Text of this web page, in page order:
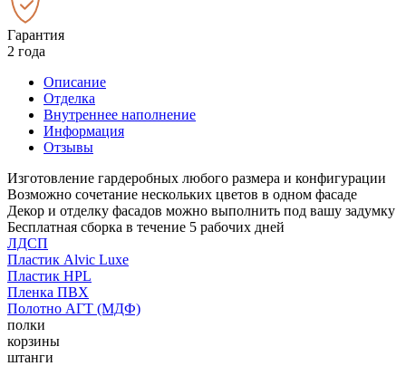
Гарантия
2 года
Описание
Отделка
Внутреннее наполнение
Информация
Отзывы
Изготовление гардеробных любого размера и конфигурации
Возможно сочетание нескольких цветов в одном фасаде
Декор и отделку фасадов можно выполнить под вашу задумку
Бесплатная сборка в течение 5 рабочих дней
ЛДСП
Пластик Alvic Luxe
Пластик HPL
Пленка ПВХ
Полотно АГТ (МДФ)
полки
корзины
штанги